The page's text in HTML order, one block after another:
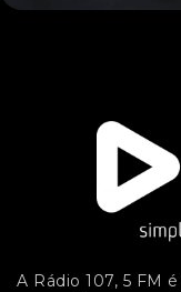
A Rádio 107, 5 FM